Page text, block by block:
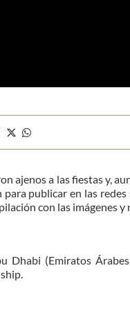
ajenos a las fiestas y,
publicar en las
con las imágenes y
Dhabi (Emiratos